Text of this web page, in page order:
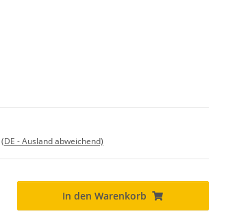
(DE - Ausland abweichend)
In den Warenkorb